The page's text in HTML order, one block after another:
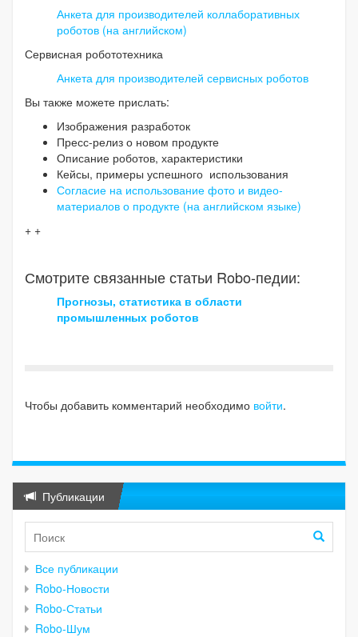
Анкета для производителей коллаборативных
роботов (на английском)
Сервисная робототехника
Анкета для производителей сервисных роботов
Вы также можете прислать:
Изображения разработок
Пресс-релиз о новом продукте
Описание роботов, характеристики
Кейсы, примеры успешного использования
Согласие на использование фото и видео-
материалов о продукте (на английском языке)
+ +
Смотрите связанные статьи Robo-педии:
Прогнозы, статистика в области
промышленных роботов
Чтобы добавить комментарий необходимо войти.
Публикации
Все публикации
Robo-Новости
Robo-Статьи
Robo-Шум